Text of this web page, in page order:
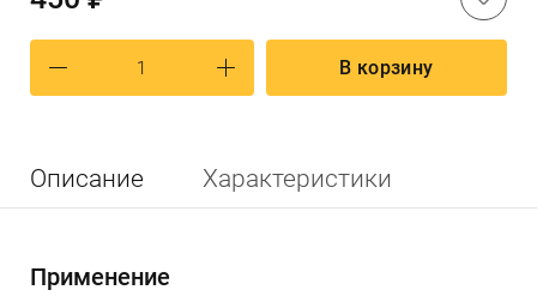
В корзину
Описание Характеристики
Применение